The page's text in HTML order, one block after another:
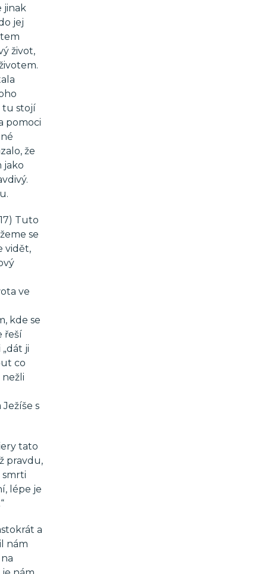
jinak
jej
život,
tu stojí
pomoci
že
jako
Tuto
se
vidět,
ve
kde se
řeší
ji
co
s
tato
pravdu,
smrti
lépe je
a
nám